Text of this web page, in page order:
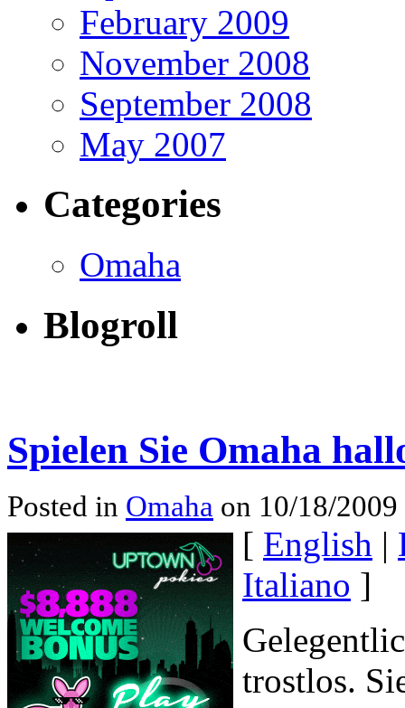
February 2009
November 2008
September 2008
May 2007
Categories
Omaha
Blogroll
Spielen Sie Omaha
Posted in Omaha on 10/18/
[ English |
Italiano ]
trostlos.